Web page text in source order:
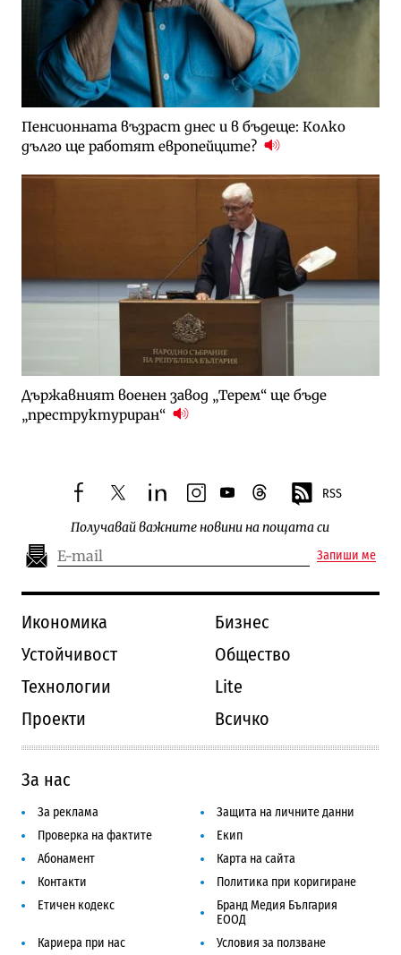
Пенсионната възраст днес и в бъдеще: Колко
дълго ще работят европейците?
Държавният военен завод „Терем“ ще бъде
„преструктуриран“
facebooktwitterlinkedininstagram
youtubethreads RSS
Получавай важните новини на пощата си
Запиши ме
Икономика
Бизнес
Устойчивост
Общество
Технологии
Lite
Проекти
Всичко
За нас
За реклама
Защита на личните данни
Проверка на фактите
Екип
Абонамент
Карта на сайта
Контакти
Политика при коригиране
Етичен кодекс
Бранд Медия България
ЕООД
Кариера при нас
Условия за ползване